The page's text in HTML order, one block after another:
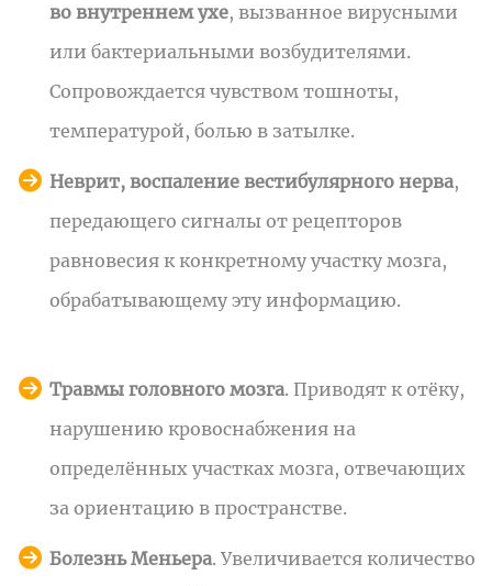
во внутреннем ухе, вызванное вирусными
или бактериальными возбудителями.
Сопровождается чувством тошноты,
температурой, болью в затылке.
Неврит, воспаление вестибулярного нерва,
передающего сигналы от рецепторов
равновесия к конкретному участку мозга,
обрабатывающему эту информацию.
Травмы головного мозга. Приводят к отёку,
нарушению кровоснабжения на
определённых участках мозга, отвечающих
за ориентацию в пространстве.
Болезнь Меньера. Увеличивается количество